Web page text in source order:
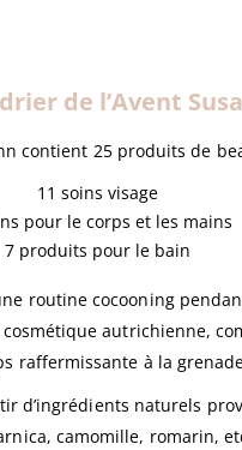
de l’Avent
contient 25 produits de
11 soins visage
pour le corps et les mains
7 produits pour le bain
routine cocooning
autrichienne,
raffermissante à la
d’ingrédients naturels
camomille, romarin,